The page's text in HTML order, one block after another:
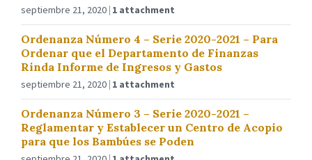
septiembre 21, 2020 1 attachment
Ordenanza Número 4 – Serie 2020-2021 – Para
Ordenar que el Departamento de Finanzas
Rinda Informe de Ingresos y Gastos
septiembre 21, 2020 1 attachment
Ordenanza Número 3 – Serie 2020-2021 –
Reglamentar y Establecer un Centro de Acopio
para que los Bambúes se Poden